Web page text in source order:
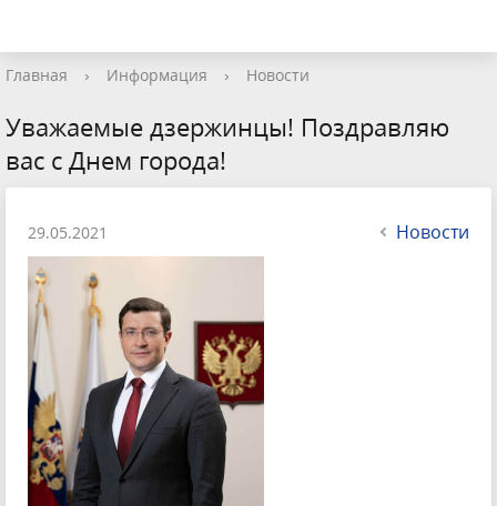
Главная › Информация › Новости
Уважаемые дзержинцы! Поздравляю
вас с Днем города!
29.05.2021 Новости